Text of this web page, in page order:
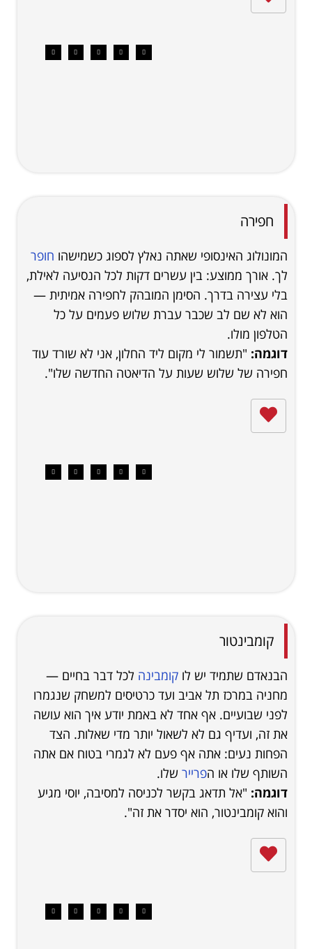
חפירה
המונולוג האינסופי שאתה נאלץ לספוג כשמישהו חופר
לך. אורך ממוצע: בין עשרים דקות לכל הנסיעה לאילת,
בלי עצירה בדרך. הסימן המובהק לחפירה אמיתית —
הוא לא שם לב שכבר עברת שלוש פעמים על כל
הטלפון מולו.
דוגמה: "תשמור לי מקום ליד החלון, אני לא שורד עוד
חפירה של שלוש שעות על הדיאטה החדשה שלו".
קומבינטור
הבנאדם שתמיד יש לו קומבינה לכל דבר בחיים —
מחניה במרכז תל אביב ועד כרטיסים למשחק שנגמרו
לפני שבועיים. אף אחד לא באמת יודע איך הוא עושה
את זה, ועדיף גם לא לשאול יותר מדי שאלות. הצד
הפחות נעים: אתה אף פעם לא לגמרי בטוח אם אתה
השותף שלו או הפרייר שלו.
דוגמה: "אל תדאג בקשר לכניסה למסיבה, יוסי מגיע
והוא קומבינטור, הוא יסדר את זה".